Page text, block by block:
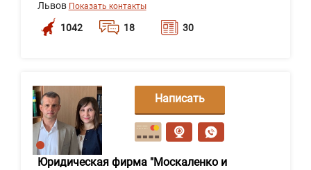
Львов Показать контакты
1042 18 30
Юридическая фирма "Москаленко и
Написать
сообщение